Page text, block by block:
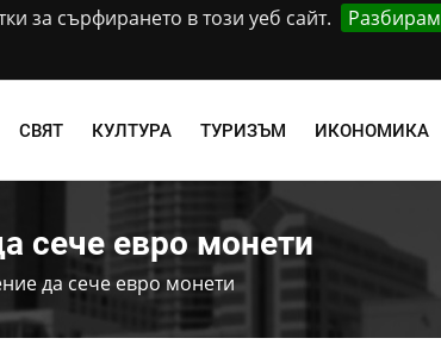
за сърфирането в този уеб сайт. Разбирам
СВЯТ КУЛТУРА ТУРИЗЪМ ИКОНОМИКА
сече евро монети
да сече евро монети